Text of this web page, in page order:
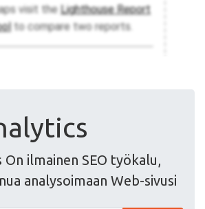
On ilmainen SEO työkalu,
analysoimaan Web-sivusi